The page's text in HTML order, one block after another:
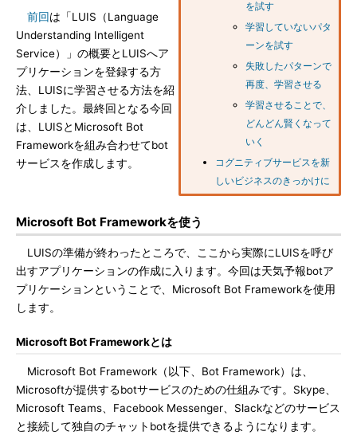
を試す
学習していないパタ
ーンを試す
失敗したパターンで
再度、学習させる
学習させることで、
どんどん賢くなって
いく
コグニティブサービスを新
しいビジネスのきっかけに
前回は「LUIS（Language
Understanding Intelligent
Service）」の概要とLUISへア
プリケーションを登録する方
法、LUISに学習させる方法を紹
介しました。最終回となる今回
は、LUISとMicrosoft Bot
Frameworkを組み合わせてbot
サービスを作成します。
Microsoft Bot Frameworkを使う
LUISの準備が終わったところで、ここから実際にLUISを呼び
出すアプリケーションの作成に入ります。今回は天気予報botア
プリケーションということで、Microsoft Bot Frameworkを使用
します。
Microsoft Bot Frameworkとは
Microsoft Bot Framework（以下、Bot Framework）は、
Microsoftが提供するbotサービスのための仕組みです。Skype、
Microsoft Teams、Facebook Messenger、Slackなどのサービス
と接続して独自のチャットbotを提供できるようになります。